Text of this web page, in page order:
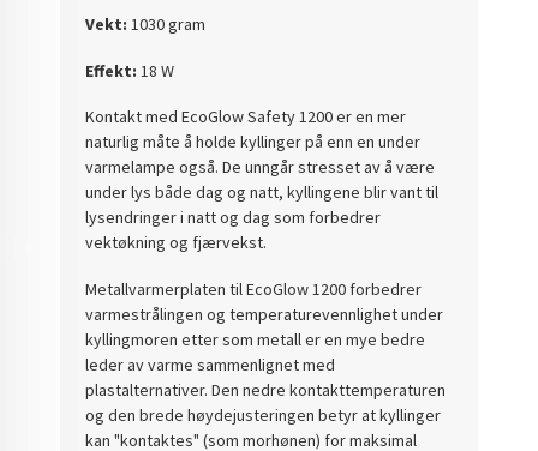
Vekt: 1030 gram
Effekt: 18 W
Kontakt med EcoGlow Safety 1200 er en mer
naturlig måte å holde kyllinger på enn en under
varmelampe også. De unngår stresset av å være
under lys både dag og natt, kyllingene blir vant til
lysendringer i natt og dag som forbedrer
vektøkning og fjærvekst.
Metallvarmerplaten til EcoGlow 1200 forbedrer
varmestrålingen og temperaturevennlighet under
kyllingmoren etter som metall er en mye bedre
leder av varme sammenlignet med
plastalternativer. Den nedre kontakttemperaturen
og den brede høydejusteringen betyr at kyllinger
kan "kontaktes" (som morhønen) for maksimal